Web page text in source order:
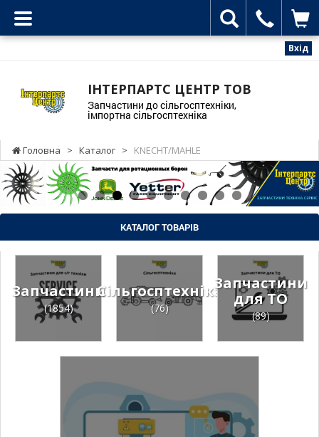
Вхід
ІНТЕРПАРТС ЦЕНТР ТОВ
Запчастини до сільгосптехніки,
імпортна сільгосптехніка
Головна > Каталог > KNECHT/MAHLE
КАТАЛОГ ТОВАРІВ
Запчастини
(1854)
Сільгосптехніка
(76)
Запчастини
для ТО
(89)